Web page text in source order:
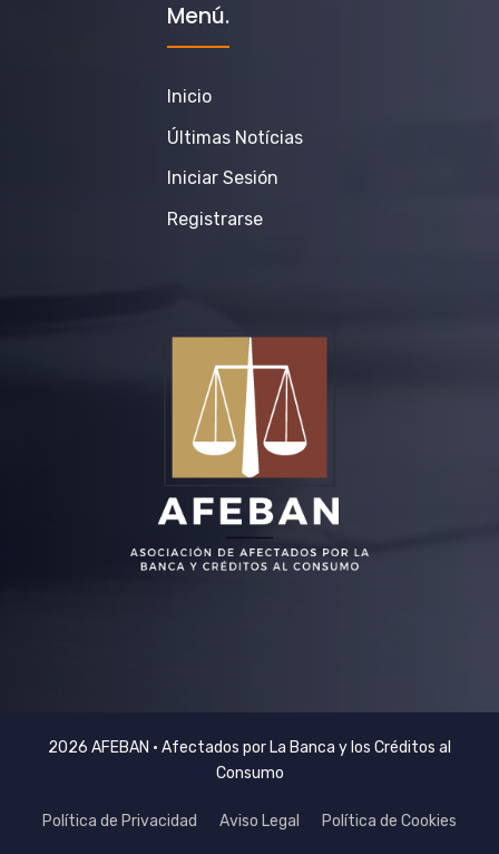
Menú.
Inicio
Últimas Notícias
Iniciar Sesión
Registrarse
2026 AFEBAN • Afectados por La Banca y los Créditos al
Consumo
Política de Privacidad Aviso Legal Política de Cookies